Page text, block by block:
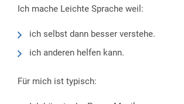
Ich mache Leichte Sprache weil:
ich selbst dann besser verstehe.
ich anderen helfen kann.
Für mich ist typisch: